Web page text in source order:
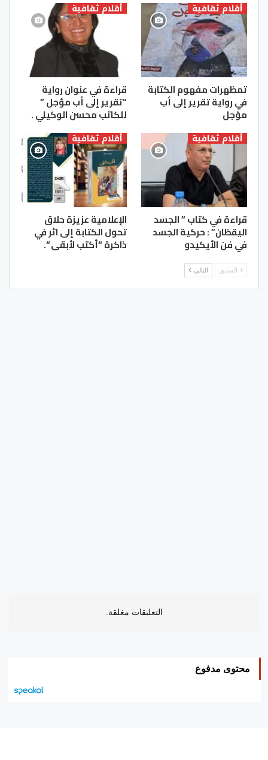
أقلام ثقافية
تمظهرات مفهوم الكتابة
في رواية تقرير إلى أب
مؤجل
أقلام ثقافية
قراءة في عنوان رواية
“تقرير إلى أب مؤجل ”
للكاتب محسن الوكيلي .
أقلام ثقافية
قراءة في كتاب ” الجسد
اليقظان” : حركية الجسد
في فن الأيكيدو
أقلام ثقافية
الإعلامية عزيزة حلاق
تحول الكتابة إلى اثر في
ذاكرة “أكتب لأبقى “.
السابق التالي
التعليقات مغلقة.
محتوى مدفوع